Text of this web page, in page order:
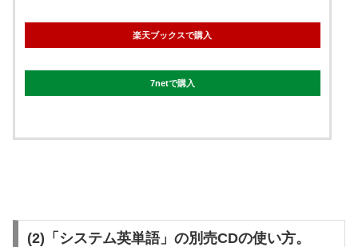
楽天ブックスで購入
7netで購入
(2)「システム英単語」の別売CDの使い方。